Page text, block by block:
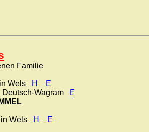
Familie
Wels H
E
Deutsch-Wagram
E
Wels H
E